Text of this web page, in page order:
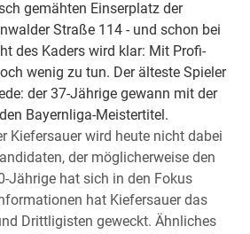
gemähten Einserplatz der
Straße 114 - und schon bei
des Kaders wird klar: Mit Profi-
wenig zu tun. Der älteste Spieler
der 37-Jährige gewann mit der
Bayernliga-Meistertitel.
Kiefersauer wird heute nicht dabei
der möglicherweise den
Jährige hat sich in den Fokus
hat Kiefersauer das
Drittligisten geweckt. Ähnliches